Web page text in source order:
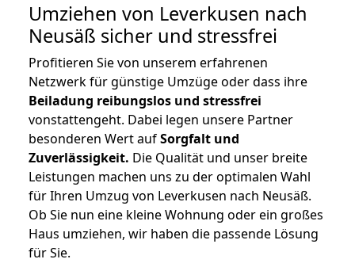
Umziehen von Leverkusen nach
Neusäß sicher und stressfrei
Profitieren Sie von unserem erfahrenen
Netzwerk für günstige Umzüge oder dass ihre
Beiladung reibungslos und stressfrei
vonstattengeht. Dabei legen unsere Partner
besonderen Wert aufSorgfalt und
Zuverlässigkeit. Die Qualität und unser breite
Leistungen machen uns zu der optimalen Wahl
für Ihren Umzug von Leverkusen nach Neusäß.
Ob Sie nun eine kleine Wohnung oder ein großes
Haus umziehen, wir haben die passende Lösung
für Sie.